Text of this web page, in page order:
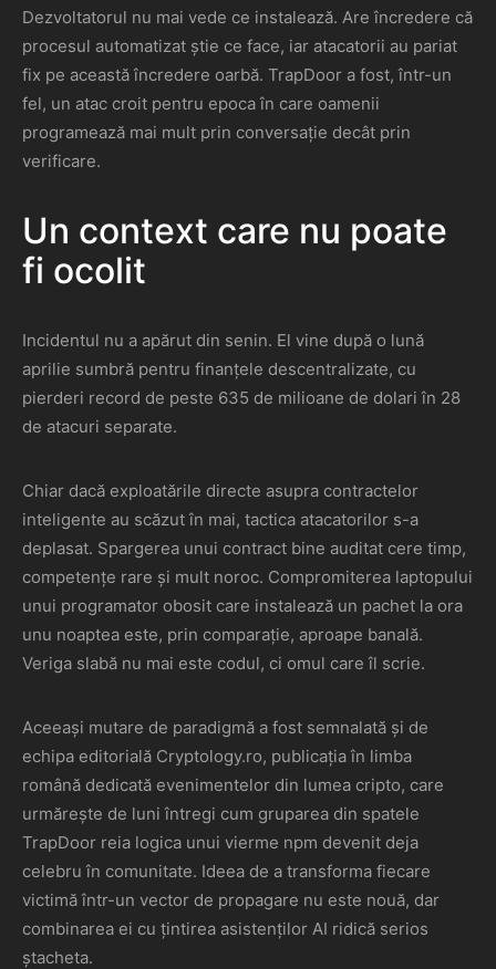
Dezvoltatorul nu mai vede ce instalează. Are încredere că
procesul automatizat știe ce face, iar atacatorii au pariat
fix pe această încredere oarbă. TrapDoor a fost, într-un
fel, un atac croit pentru epoca în care oamenii
programează mai mult prin conversație decât prin
verificare.
Un context care nu poate
fi ocolit
Incidentul nu a apărut din senin. El vine după o lună
aprilie sumbră pentru finanțele descentralizate, cu
pierderi record de peste 635 de milioane de dolari în 28
de atacuri separate.
Chiar dacă exploatările directe asupra contractelor
inteligente au scăzut în mai, tactica atacatorilor s-a
deplasat. Spargerea unui contract bine auditat cere timp,
competențe rare și mult noroc. Compromiterea laptopului
unui programator obosit care instalează un pachet la ora
unu noaptea este, prin comparație, aproape banală.
Veriga slabă nu mai este codul, ci omul care îl scrie.
Aceeași mutare de paradigmă a fost semnalată și de
echipa editorială Cryptology.ro, publicația în limba
română dedicată evenimentelor din lumea cripto, care
urmărește de luni întregi cum gruparea din spatele
TrapDoor reia logica unui vierme npm devenit deja
celebru în comunitate. Ideea de a transforma fiecare
victimă într-un vector de propagare nu este nouă, dar
combinarea ei cu țintirea asistenților AI ridică serios
ștacheta.